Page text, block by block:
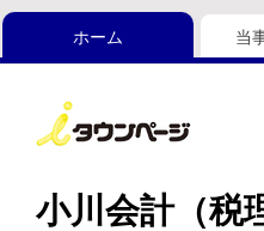
ホーム 当
小川会計（税